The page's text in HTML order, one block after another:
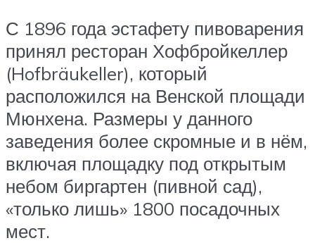
С 1896 года эстафету пивоварения
принял ресторан Хофбройкеллер
(Hofbräukeller), который
расположился на Венской площади
Мюнхена. Размеры у данного
заведения более скромные и в нём,
включая площадку под открытым
небом биргартен (пивной сад),
«только лишь» 1800 посадочных
мест.